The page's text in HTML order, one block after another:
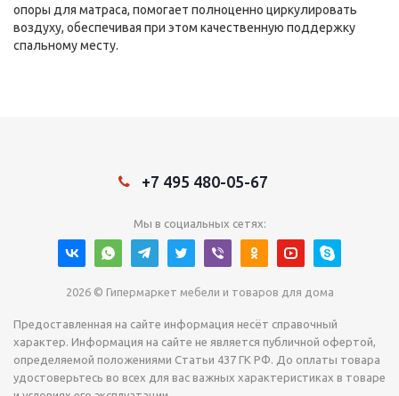
опоры для матраса, помогает полноценно циркулировать
воздуху, обеспечивая при этом качественную поддержку
спальному месту.
+7 495 480-05-67
Мы в социальных сетях:
2026 © Гипермаркет мебели и товаров для дома
Предоставленная на сайте информация несёт справочный
характер. Информация на сайте не является публичной офертой,
определяемой положениями Статьи 437 ГК РФ. До оплаты товара
удостоверьтесь во всех для вас важных характеристиках в товаре